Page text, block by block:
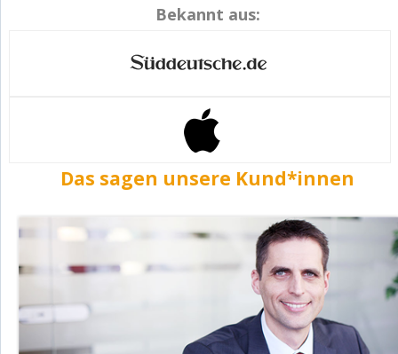
Bekannt aus:
Das sagen unsere Kund*innen